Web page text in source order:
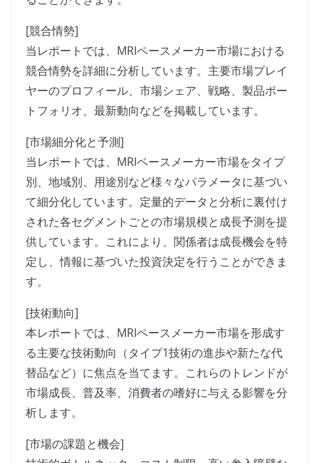
[競合情勢]
当レポートでは、MRIペースメーカー市場における
競合情勢を詳細に分析しています。主要市場プレイ
ヤーのプロフィール、市場シェア、戦略、製品ポー
トフォリオ、最新動向などを掲載しています。
[市場細分化と予測]
当レポートでは、MRIペースメーカー市場をタイプ
別、地域別、用途別など様々なパラメータに基づい
て細分化しています。定量的データと分析に裏付け
された各セグメントごとの市場規模と成長予測を提
供しています。これにより、関係者は成長機会を特
定し、情報に基づいた投資決定を行うことができま
す。
[技術動向]
本レポートでは、MRIペースメーカー市場を形成す
る主要な技術動向（タイプ1技術の進歩や新たな代
替品など）に焦点を当てます。これらのトレンドが
市場成長、普及率、消費者の嗜好に与える影響を分
析します。
[市場の課題と機会]